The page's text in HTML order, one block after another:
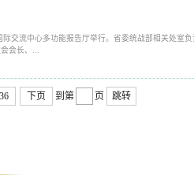
交流中心多功能报告厅举行。省委统战部相关处室
会长、...
下页 到第 页 跳转